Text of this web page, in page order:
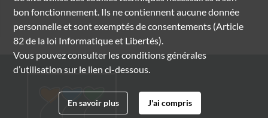
bon fonctionnement. Ils ne contiennent aucune donnée
personnelle et sont exemptés de consentements (Article
82 de la loi Informatique et Libertés).
Vous pouvez consulter les conditions générales
d’utilisation sur le lien ci-dessous.
En savoir plus J'ai compris